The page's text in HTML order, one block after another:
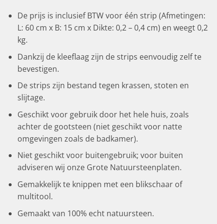
De prijs is inclusief BTW voor één strip (Afmetingen:
L: 60 cm x B: 15 cm x Dikte: 0,2 – 0,4 cm) en weegt 0,2
kg.
Dankzij de kleeflaag zijn de strips eenvoudig zelf te
bevestigen.
De strips zijn bestand tegen krassen, stoten en
slijtage.
Geschikt voor gebruik door het hele huis, zoals
achter de gootsteen (niet geschikt voor natte
omgevingen zoals de badkamer).
Niet geschikt voor buitengebruik; voor buiten
adviseren wij onze Grote Natuursteenplaten.
Gemakkelijk te knippen met een blikschaar of
multitool.
Gemaakt van 100% echt natuursteen.